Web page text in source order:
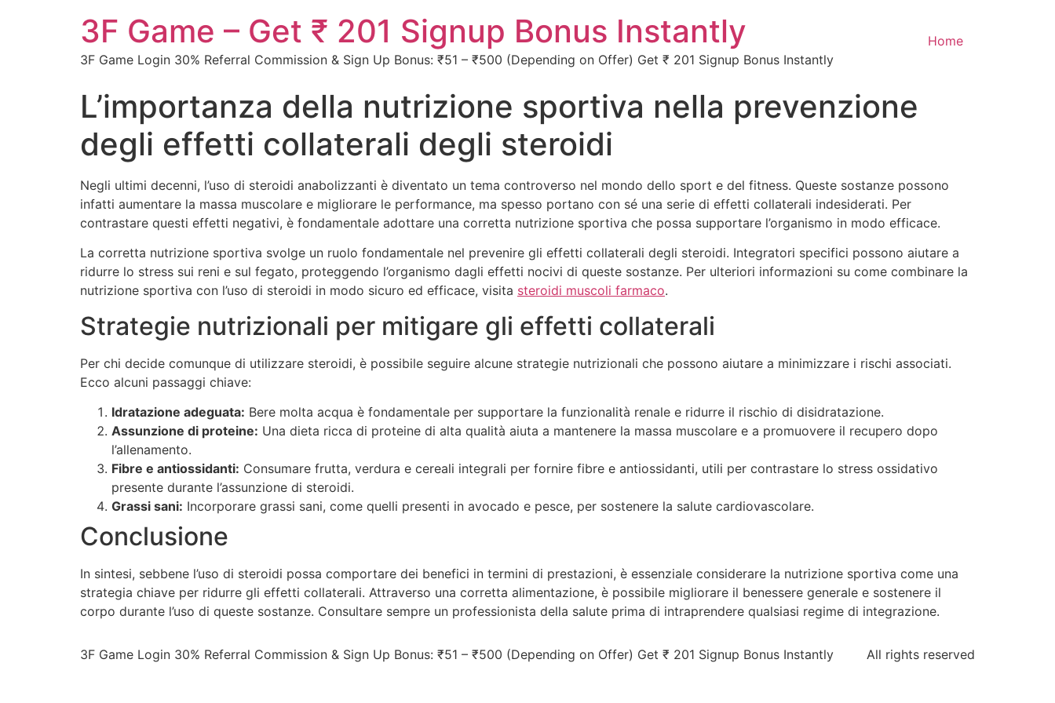
3F Game – Get ₹ 201 Signup Bonus Instantly
3F Game Login 30% Referral Commission & Sign Up Bonus: ₹51 – ₹500 (Depending on Offer) Get ₹ 201 Signup Bonus Instantly
Home
L’importanza della nutrizione sportiva nella prevenzione
degli effetti collaterali degli steroidi
Negli ultimi decenni, l’uso di steroidi anabolizzanti è diventato un tema controverso nel mondo dello sport e del fitness. Queste sostanze possono
infatti aumentare la massa muscolare e migliorare le performance, ma spesso portano con sé una serie di effetti collaterali indesiderati. Per
contrastare questi effetti negativi, è fondamentale adottare una corretta nutrizione sportiva che possa supportare l’organismo in modo efficace.
La corretta nutrizione sportiva svolge un ruolo fondamentale nel prevenire gli effetti collaterali degli steroidi. Integratori specifici possono aiutare a
ridurre lo stress sui reni e sul fegato, proteggendo l’organismo dagli effetti nocivi di queste sostanze. Per ulteriori informazioni su come combinare la
nutrizione sportiva con l’uso di steroidi in modo sicuro ed efficace, visita steroidi muscoli farmaco.
Strategie nutrizionali per mitigare gli effetti collaterali
Per chi decide comunque di utilizzare steroidi, è possibile seguire alcune strategie nutrizionali che possono aiutare a minimizzare i rischi associati.
Ecco alcuni passaggi chiave:
Idratazione adeguata: Bere molta acqua è fondamentale per supportare la funzionalità renale e ridurre il rischio di disidratazione.
Assunzione di proteine: Una dieta ricca di proteine di alta qualità aiuta a mantenere la massa muscolare e a promuovere il recupero dopo
l’allenamento.
Fibre e antiossidanti: Consumare frutta, verdura e cereali integrali per fornire fibre e antiossidanti, utili per contrastare lo stress ossidativo
presente durante l’assunzione di steroidi.
Grassi sani: Incorporare grassi sani, come quelli presenti in avocado e pesce, per sostenere la salute cardiovascolare.
Conclusione
In sintesi, sebbene l’uso di steroidi possa comportare dei benefici in termini di prestazioni, è essenziale considerare la nutrizione sportiva come una
strategia chiave per ridurre gli effetti collaterali. Attraverso una corretta alimentazione, è possibile migliorare il benessere generale e sostenere il
corpo durante l’uso di queste sostanze. Consultare sempre un professionista della salute prima di intraprendere qualsiasi regime di integrazione.
3F Game Login 30% Referral Commission & Sign Up Bonus: ₹51 – ₹500 (Depending on Offer) Get ₹ 201 Signup Bonus Instantly All rights reserved